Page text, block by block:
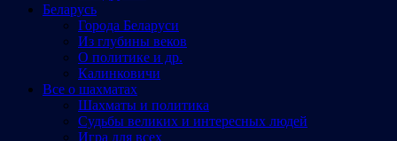
Беларусь
Города Беларуси
Из глубины веков
О политике и др.
Калинковичи
Все о шахматах
Шахматы и политика
Судьбы великих и интересных людей
Игра для всех